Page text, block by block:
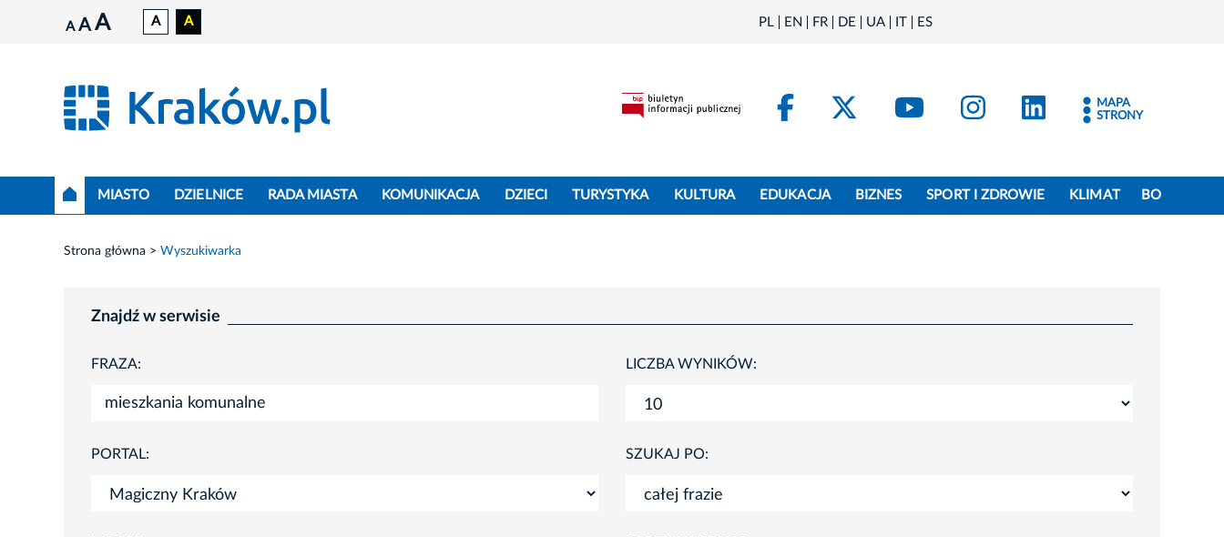
A A A A A PL EN FR DE UA IT ES
FacebookKraków - X
Kraków - YouTube
Kraków - Instagram
Kraków -
MAPA
STRONY
MIASTO DZIELNICE RADA MIASTA KOMUNIKACJA DZIECI TURYSTYKA KULTURA EDUKACJA BIZNES SPORT I ZDROWIE KLIMAT BO
Strona główna Wyszukiwarka
Znajdź w serwisie
FRAZA: LICZBA WYNIKÓW:
PORTAL: SZUKAJ PO: